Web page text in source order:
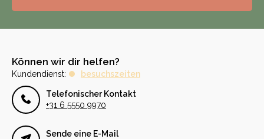
Können wir dir helfen?
Kundendienst: besuchszeiten
Telefonischer Kontakt
+31 6 5550 9970
Sende eine E-Mail